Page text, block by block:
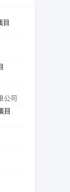
目
公司
目